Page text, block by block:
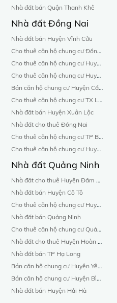
Nhà đất bán Quận Thanh Khê
Nhà đất Đồng Nai
Nhà đất bán Huyện Vĩnh Cửu
Cho thuê căn hộ chung cư Đồng Nai
Cho thuê căn hộ chung cư Huyện Vĩnh Cửu
Cho thuê căn hộ chung cư Huyện Trảng Bom
Bán căn hộ chung cư Huyện Cẩm Mỹ
Cho thuê căn hộ chung cư TX Long Khánh
Nhà đất bán Huyện Xuân Lộc
Nhà đất cho thuê Đồng Nai
Cho thuê căn hộ chung cư TP Biên hòa
Cho thuê căn hộ chung cư Huyện Xuân Lộc
Nhà đất Quảng Ninh
Nhà đất cho thuê Huyện Đầm Hà
Nhà đất bán Huyện Cô Tô
Cho thuê căn hộ chung cư Huyện Cô Tô
Nhà đất bán Quảng Ninh
Cho thuê căn hộ chung cư Quảng Ninh
Nhà đất cho thuê Huyện Hoàn Bồ
Nhà đất bán TP Hạ Long
Bán căn hộ chung cư Huyện Yên Hưng
Bán căn hộ chung cư Huyện Bình Liêu
Nhà đất bán Huyện Hải Hà